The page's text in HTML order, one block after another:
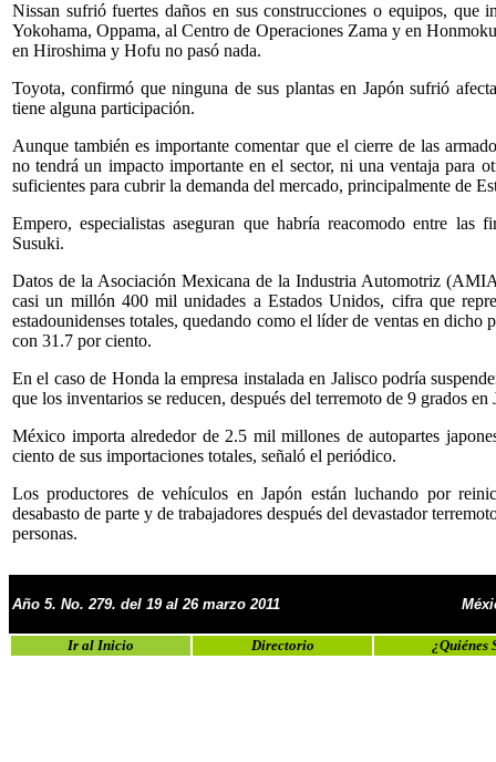
Nissan sufrió fuertes daños en sus construcciones o equipos,
Yokohama, Oppama, al Centro de Operaciones Zama y en
en Hiroshima y Hofu no pasó nada.
Toyota, confirmó que ninguna de sus plantas en Japón sufrió
tiene alguna participación.
Aunque también es importante comentar que el cierre de las
no tendrá un impacto importante en el sector, ni una ventaja para
suficientes para cubrir la demanda del mercado, principalmente de
Empero, especialistas aseguran que habría reacomodo entre
Susuki.
Datos de la Asociación Mexicana de la Industria Automotriz
casi un millón 400 mil unidades a Estados Unidos, cifra que
estadounidenses totales, quedando como el líder de ventas en
con 31.7 por ciento.
En el caso de Honda la empresa instalada en Jalisco podría
que los inventarios se reducen, después del terremoto de 9 grados
México importa alrededor de 2.5 mil millones de autopartes
ciento de sus importaciones totales, señaló el periódico.
Los productores de vehículos en Japón están luchando por
desabasto de parte y de trabajadores después del devastador
personas.
Año 5. No. 279. del 19 al 26 marzo 2011
Ir al Inicio Directorio ¿Quiénes